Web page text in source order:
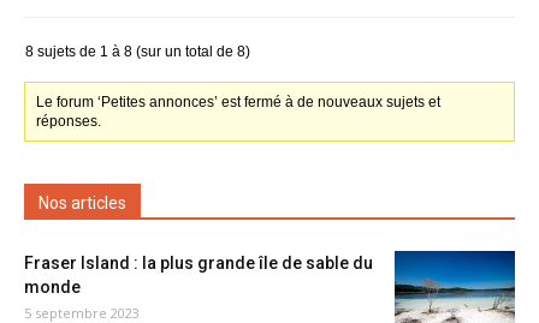
8 sujets de 1 à 8 (sur un total de 8)
Le forum ‘Petites annonces’ est fermé à de nouveaux sujets et
réponses.
Nos articles
Fraser Island : la plus grande île de sable du
monde
5 septembre 2023